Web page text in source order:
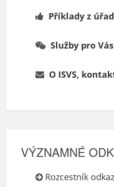
Příklady z
Služby pro Vás
O ISVS,
VÝZNAMNÉ
Rozcestník